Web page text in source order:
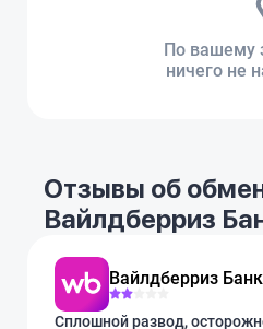
По вашему
ничего не
Отзывы об
Вайлдберриз
Вайлдберриз Банк
Сплошной развод,